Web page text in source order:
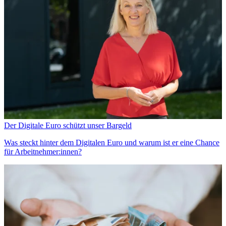
Der Digitale Euro schützt unser Bargeld
Was steckt hinter dem Digitalen Euro und warum ist er eine Chance
für Arbeitnehmer:innen?